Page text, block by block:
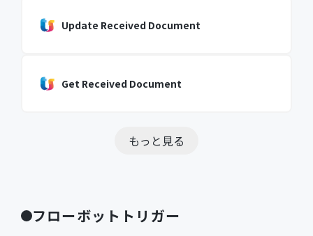
Update Received Document
Get Received Document
もっと見る
フローボットトリガー